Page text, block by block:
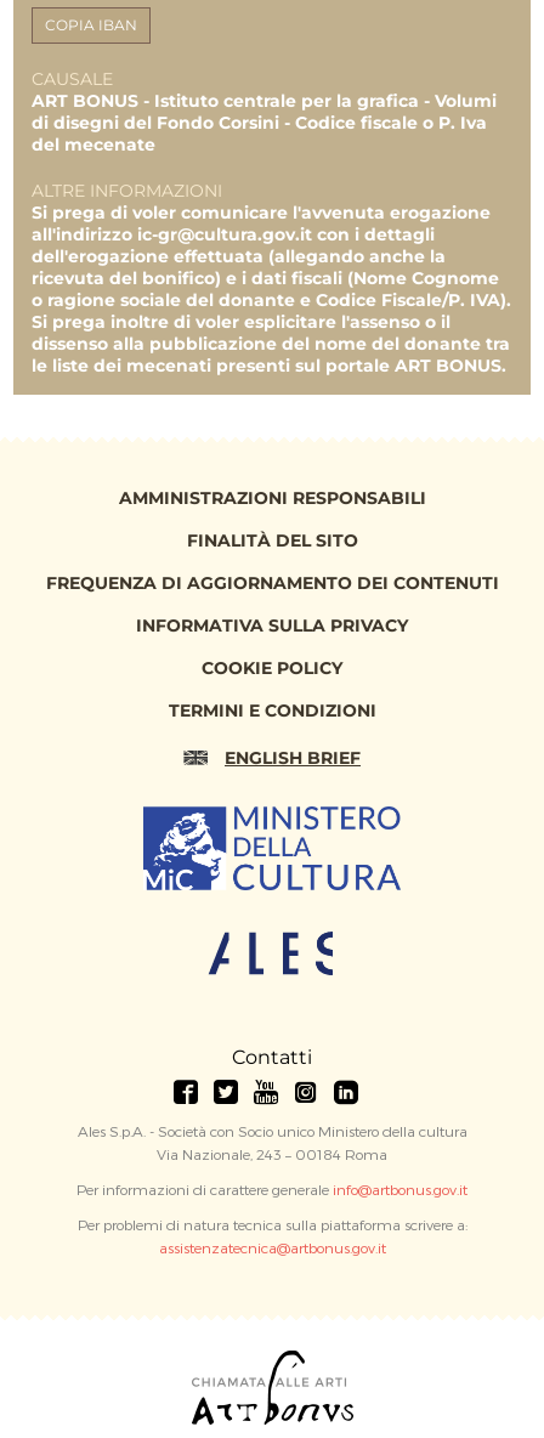
COPIA IBAN
CAUSALE
ART BONUS - Istituto centrale per la grafica - Volumi
di disegni del Fondo Corsini - Codice fiscale o P. Iva
del mecenate
ALTRE INFORMAZIONI
Si prega di voler comunicare l'avvenuta erogazione
all'indirizzo ic-gr@cultura.gov.it con i dettagli
dell'erogazione effettuata (allegando anche la
ricevuta del bonifico) e i dati fiscali (Nome Cognome
o ragione sociale del donante e Codice Fiscale/P. IVA).
Si prega inoltre di voler esplicitare l'assenso o il
dissenso alla pubblicazione del nome del donante tra
le liste dei mecenati presenti sul portale ART BONUS.
AMMINISTRAZIONI RESPONSABILI
FINALITÀ DEL SITO
FREQUENZA DI AGGIORNAMENTO DEI CONTENUTI
INFORMATIVA SULLA PRIVACY
COOKIE POLICY
TERMINI E CONDIZIONI
ENGLISH BRIEF
Contatti
Ales S.p.A. - Società con Socio unico Ministero della cultura
Via Nazionale, 243 – 00184 Roma
Per informazioni di carattere generale info@artbonus.gov.it
Per problemi di natura tecnica sulla piattaforma scrivere a:
assistenzatecnica@artbonus.gov.it